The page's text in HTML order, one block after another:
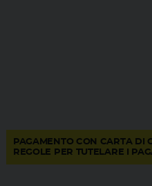
PAGAMENTO CON CARTA DI
REGOLE PER TUTELARE I